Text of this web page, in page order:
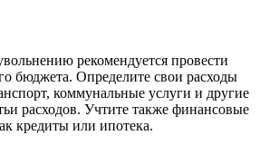
рекомендуется провести
бюджета. Определите свои расходы
коммунальные услуги и другие
расходов. Учтите также финансовые
кредиты или ипотека.